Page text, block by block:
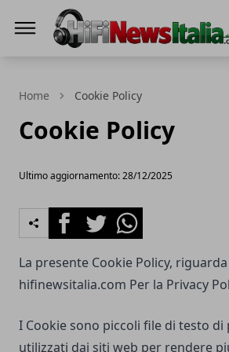
Home Cookie Policy
Cookie Policy
Ultimo aggiornamento: 28/12/2025
FacebookTwitterWhatsapp
La presente Cookie Policy,
hifinewsitalia.com Per la Privacy
I Cookie sono piccoli file di testo
utilizzati dai siti web per rendere